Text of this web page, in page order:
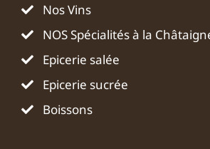
Nos Vins
NOS Spécialités à la
Epicerie salée
Epicerie sucrée
Boissons